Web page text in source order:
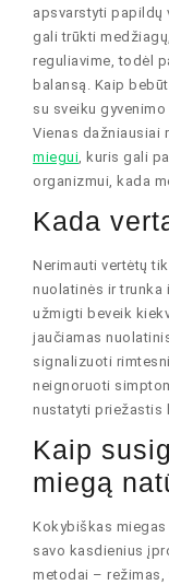
apsvarstyti papildų
gali trūkti
reguliavime, todėl
balansą. Kaip
su sveiku
Vienas dažniausiai
miegui, kuris gali
organizmui, kada
Kada
Nerimauti vertėtų
nuolatinės ir trunka
užmigti beveik
jaučiamas
signalizuoti
neignoruoti
nustatyti priežastis
Kaip
miegą
Kokybiškas
savo kasdienius
metodai – režimas,